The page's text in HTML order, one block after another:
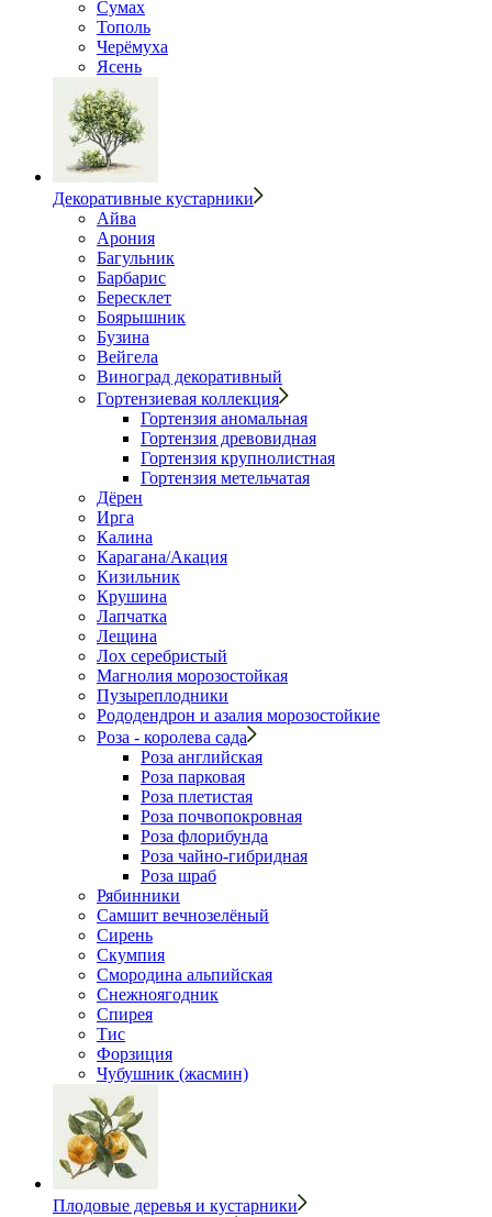
Сумах
Тополь
Черёмуха
Ясень
Декоративные кустарники
Айва
Арония
Багульник
Барбарис
Бересклет
Боярышник
Бузина
Вейгела
Виноград декоративный
Гортензиевая коллекция
Гортензия аномальная
Гортензия древовидная
Гортензия крупнолистная
Гортензия метельчатая
Дёрен
Ирга
Калина
Карагана/Акация
Кизильник
Крушина
Лапчатка
Лещина
Лох серебристый
Магнолия морозостойкая
Пузыреплодники
Рододендрон и азалия морозостойкие
Роза - королева сада
Роза английская
Роза парковая
Роза плетистая
Роза почвопокровная
Роза флорибунда
Роза чайно-гибридная
Роза шраб
Рябинники
Самшит вечнозелёный
Сирень
Скумпия
Смородина альпийская
Снежноягодник
Спирея
Тис
Форзиция
Чубушник (жасмин)
Плодовые деревья и кустарники